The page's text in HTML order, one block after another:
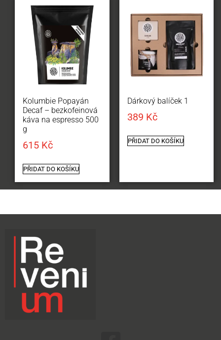
Kolumbie Popayán
Decaf – bezkofeinová
káva na espresso 500
g
615 Kč
PŘIDAT DO KOŠÍKU
Dárkový balíček 1
389 Kč
PŘIDAT DO KOŠÍKU